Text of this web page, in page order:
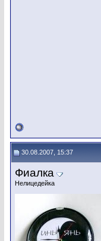
30.08.2007, 15:37
Фиалка
Нелицедейка